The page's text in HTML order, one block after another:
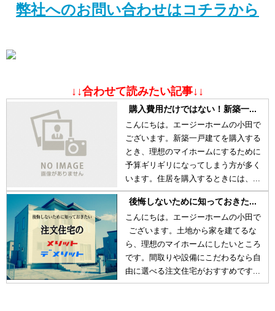
弊社へのお問い合わせはコチラから
↓↓合わせて読みたい記事↓↓
購入費用だけではない！新築一...
こんにちは。エージーホームの小田で
ございます。新築一戸建てを購入する
とき、理想のマイホームにするために
予算ギリギリになってしまう方が多く
います。住居を購入するときには、...
後悔しないために知っておきた...
こんにちは。エージーホームの小田で
ございます。土地から家を建てるな
ら、理想のマイホームにしたいところ
です。間取りや設備にこだわるなら自
由に選べる注文住宅がおすすめです...